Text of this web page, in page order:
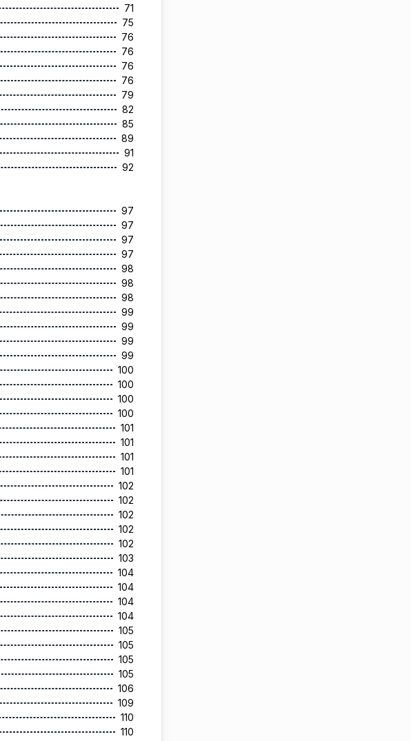
71
75
76
76
76
76
79
82
85
89
91
92
97
97
97
97
98
98
98
99
99
99
99
100
100
100
100
101
101
101
101
102
102
102
102
102
103
104
104
104
104
105
105
105
105
106
109
110
110